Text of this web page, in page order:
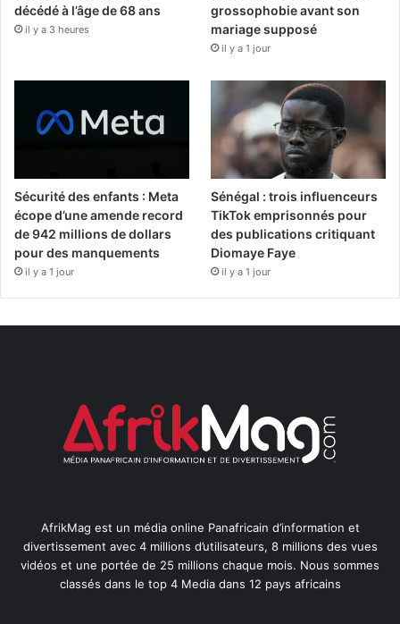
décédé à l’âge de 68 ans
il y a 3 heures
grossophobie avant son
mariage supposé
il y a 1 jour
Sécurité des enfants : Meta
écope d’une amende record
de 942 millions de dollars
pour des manquements
il y a 1 jour
Sénégal : trois influenceurs
TikTok emprisonnés pour
des publications critiquant
Diomaye Faye
il y a 1 jour
AfrikMag est un média online Panafricain d’information et
divertissement avec 4 millions d’utilisateurs, 8 millions des vues
vidéos et une portée de 25 millions chaque mois. Nous sommes
classés dans le top 4 Media dans 12 pays africains